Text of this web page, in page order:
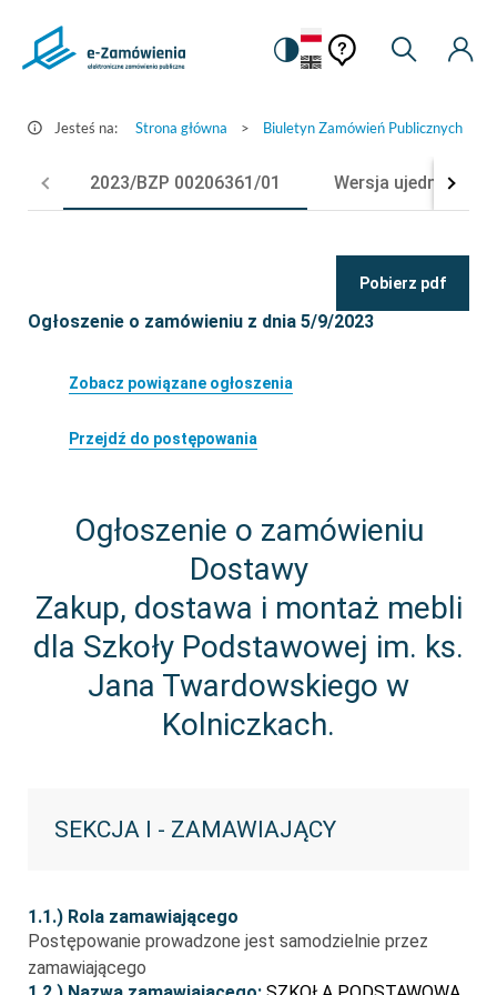
Szczegóły
e-
Ustawienia
Zmiana
na
kontrastową
Pomoc
kontekstowa
Pomoc
Moje
Jesteś na: Strona główna > Biuletyn Zamówień Publicznych
2023/BZP 00206361/01 Wersja ujednolicona
Pobierz pdf
Ogłoszenie o zamówieniu z dnia 5/9/2023
Zobacz powiązane ogłoszenia
Przejdź do postępowania
Ogłoszenie o zamówieniu
Dostawy
Zakup, dostawa i montaż mebli
dla Szkoły Podstawowej im. ks.
Jana Twardowskiego w
Kolniczkach.
SEKCJA I - ZAMAWIAJĄCY
1.1.) Rola zamawiającego
Postępowanie prowadzone jest samodzielnie przez
zamawiającego